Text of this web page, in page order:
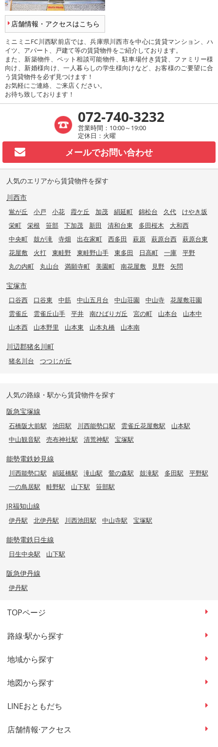
店舗情報・アクセスはこちら
ミニミニFC川西駅前店では、兵庫県川西市を中心に賃貸マンション、ハ
イツ、アパート、戸建て等の賃貸物件をご紹介しております。
また、新築物件、ペット相談可能物件、駐車場付き賃貸、ファミリー様
向け、新婚様向け、一人暮らしの学生様向けなど、お客様のご要望に合
う賃貸物件を必ず見つけます！
お気軽にご連絡、ご来店ください。
お待ち致しております！
072-740-3232
営業時間：10:00～19:00
定休日：火曜
メールでお問い合わせ
人気のエリアから賃貸物件を探す
川西市
鴬が丘 小戸 小花 霞ケ丘 加茂 絹延町 錦松台 久代
けやき坂
栄町
栄根 笹部 下加茂 新田 清和台東 多田桜木
大和西
中央町
鼓が滝 寺畑 出在家町 西多田 萩原 萩原台西
萩原台東
花屋敷
火打 東畦野 東畦野山手 東多田 日高町 一庫
平野
丸の内町
丸山台 満願寺町 美園町 南花屋敷 見野 矢問
宝塚市
口谷西 口谷東 中筋 中山五月台 中山荘園 中山寺
花屋敷荘園
雲雀丘
雲雀丘山手 平井 南ひばりガ丘 宮の町 山本台
山本中
山本西
山本野里 山本東 山本丸橋 山本南
川辺郡猪名川町
猪名川台 つつじが丘
人気の路線・駅から賃貸物件を探す
阪急宝塚線
石橋阪大前駅 池田駅 川西能勢口駅 雲雀丘花屋敷駅
山本駅
中山観音駅
売布神社駅 清荒神駅 宝塚駅
能勢電鉄妙見線
川西能勢口駅 絹延橋駅 滝山駅 鶯の森駅 鼓滝駅 多田駅
平野駅
一の鳥居駅
畦野駅 山下駅 笹部駅
JR福知山線
伊丹駅 北伊丹駅 川西池田駅 中山寺駅 宝塚駅
能勢電鉄日生線
日生中央駅 山下駅
阪急伊丹線
伊丹駅
TOPページ
路線·駅から探す
地域から探す
地図から探す
LINEおともだち
店舗情報·アクセス